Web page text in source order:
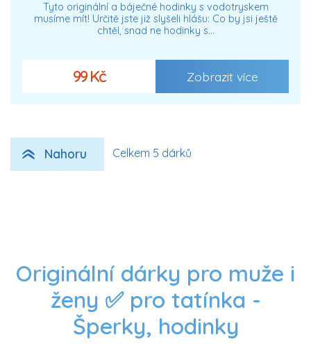
Tyto originální a báječné hodinky s vodotryskem
musíme mít! Určitě jste již slyšeli hlášu: Co by jsi ještě
chtěl, snad ne hodinky s…
99 Kč Zobrazit více
Nahoru Celkem 5 dárků
Originální dárky pro muže i
ženy ✅ pro tatínka -
Šperky, hodinky